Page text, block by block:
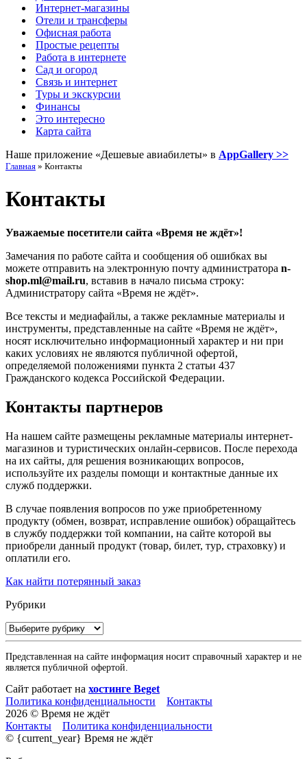
Интернет-магазины
Отели и трансферы
Офисная работа
Простые рецепты
Работа в интернете
Сад и огород
Связь и интернет
Туры и экскурсии
Финансы
Это интересно
Карта сайта
Наше приложение «Дешевые авиабилеты» в AppGallery >>
Главная » Контакты
Контакты
Уважаемые посетители сайта «Время не ждёт»!
Замечания по работе сайта и сообщения об ошибках вы
можете отправить на электронную почту администратора n-
shop.ml@mail.ru, вставив в начало письма строку:
Администратору сайта «Время не ждёт».
Все тексты и медиафайлы, а также рекламные материалы и
инструменты, представленные на сайте «Время не ждёт»,
носят исключительно информационный характер и ни при
каких условиях не являются публичной офертой,
определяемой положениями пункта 2 статьи 437
Гражданского кодекса Российской Федерации.
Контакты партнеров
На нашем сайте размещены рекламные материалы интернет-
магазинов и туристических онлайн-сервисов. После перехода
на их сайты, для решения возникающих вопросов,
используйте их разделы помощи и контактные данные их
служб поддержки.
В случае появления вопросов по уже приобретенному
продукту (обмен, возврат, исправление ошибок) обращайтесь
в службу поддержки той компании, на сайте которой вы
приобрели данный продукт (товар, билет, тур, страховку) и
оплатили его.
Как найти потерянный заказ
Рубрики
Рубрики
Представленная на сайте информация носит справочный характер и не
является публичной офертой.
Сайт работает на хостинге Beget
Политика конфиденциальности
Контакты
2026 © Время не ждёт
Контакты
Политика конфиденциальности
© {current_year} Время не ждёт